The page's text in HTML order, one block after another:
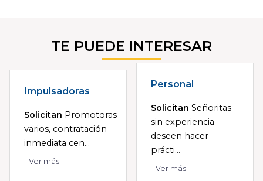
TE PUEDE INTERESAR
Impulsadoras
Solicitan Promotoras
varios, contratación
inmediata cen...
Ver más
Personal
Solicitan Señoritas
sin experiencia
deseen hacer
prácti...
Ver más